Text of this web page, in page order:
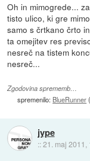
Oh in mimogrede...
tisto ulico, ki gre
samo s črtkano črto
ta omejitev res
nesreč na tistem
nesreč...
Zgodovina sprememb…
spremenilo: BlueRunner
jype
::21. maj 2011,